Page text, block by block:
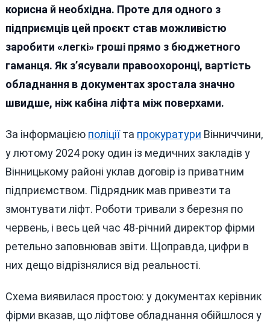
На
Ліфті
Лікарні
корисна й необхідна. Проте для одного з
підприємців цей проєкт став можливістю
заробити «легкі» гроші прямо з бюджетного
гаманця. Як з’ясували правоохоронці, вартість
обладнання в документах зростала значно
швидше, ніж кабіна ліфта між поверхами.
За інформацією поліціїта прокуратури Вінниччини,
у лютому 2024 року один із медичних закладів у
Вінницькому районі уклав договір із приватним
підприємством. Підрядник мав привезти та
змонтувати ліфт. Роботи тривали з березня по
червень, і весь цей час 48-річний директор фірми
ретельно заповнював звіти. Щоправда, цифри в
них дещо відрізнялися від реальності.
Схема виявилася простою: у документах керівник
фірми вказав, що ліфтове обладнання обійшлося у